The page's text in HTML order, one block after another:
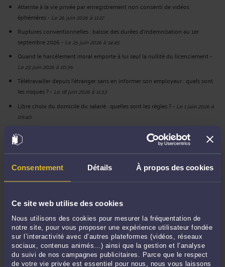
Consentement Détails À propos des cookies
Ce site web utilise des cookies
Nous utilisons des cookies pour mesurer la fréquentation de
notre site, pour vous proposer une expérience utilisateur fondée
sur l’interactivité avec d’autres plateformes (vidéos, réseaux
sociaux, contenus animés…) ainsi que la gestion et l’analyse
du suivi de nos campagnes publicitaires. Parce que le respect
de votre vie privée est essentiel pour nous, nous vous laissons
Atteinte à la vie privée par enregistrement non consenti de vidéos
éphémères- Le 26 juin 2026 à 11:27
Ruptures conventionnelles : baisse des durées d’indemnisation au 1er
septembre 2026- Le 25 juin 2026 à 14:45
Quand le harcèlement moral emporte à lui seul la nullité du licenciement-
Le 23 juin 2026 à 10:36
Télétravailler depuis l’étranger sans en informer son employeur : quels sont
les risques ?- Le 18 juin 2026 à 11:33
Libre choix du domicile du salarié : quelles sont les règles ?- Le 1 juin 2026 à
09:40
licenciement ?
Derniers commentaires
MattFrewer : « Merci pour cet article très utile. Beaucoup de personnes ne
réalisent ... »
Le 29 juin 2026 à 13:02surAtteinte à la vie privée ...
Aurora :« This post really makes me think about how AI is changing jobs. It's ... »